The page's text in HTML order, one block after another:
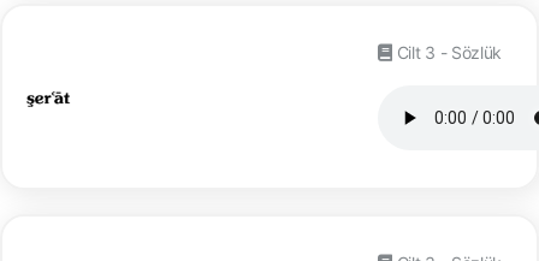
Cilt 3 - Sözlük